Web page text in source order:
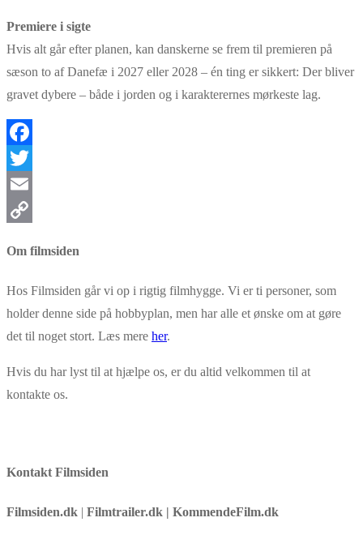
Premiere i sigte
Hvis alt går efter planen, kan danskerne se frem til premieren på
sæson to af Danefæ i 2027 eller 2028 – én ting er sikkert: Der bliver
gravet dybere – både i jorden og i karakterernes mørkeste lag.
Facebook
Twitter
Email
Om filmsiden
Hos Filmsiden går vi op i rigtig filmhygge. Vi er ti personer, som
holder denne side på hobbyplan, men har alle et ønske om at gøre
det til noget stort. Læs mere her.
Hvis du har lyst til at hjælpe os, er du altid velkommen til at
kontakte os.
Kontakt Filmsiden
Filmsiden.dk | Filmtrailer.dk | KommendeFilm.dk